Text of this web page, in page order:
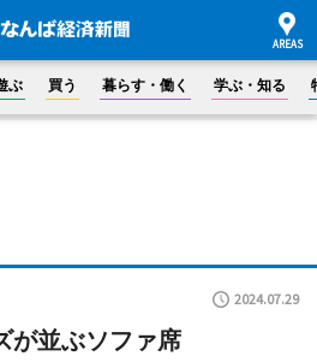
ぶ 買う 暮らす・働く 学ぶ・知る
2024.07.29
が並ぶソファ席